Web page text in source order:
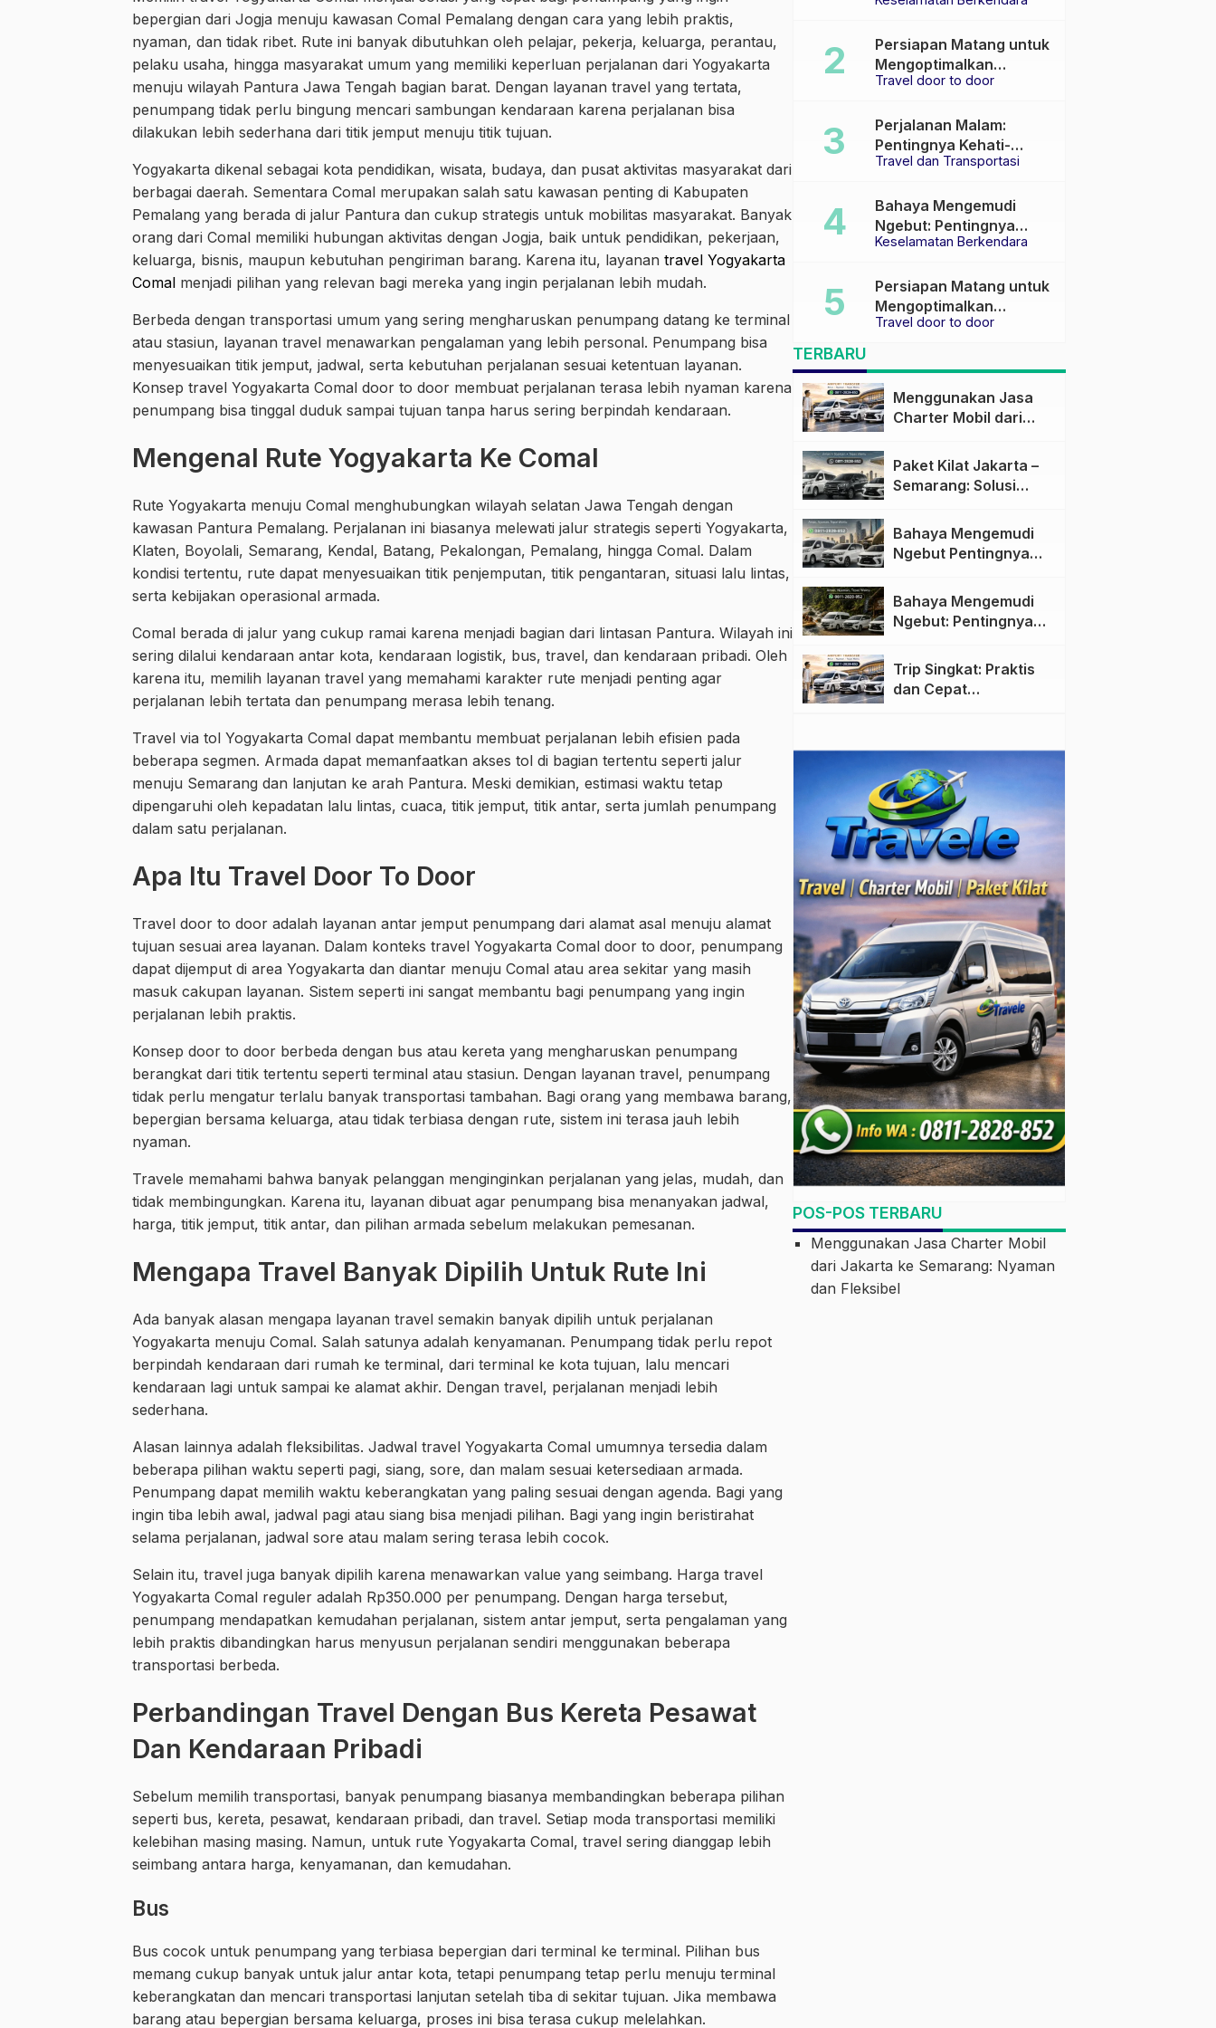
bepergian dari Jogja menuju kawasan Comal Pemalang dengan cara yang lebih praktis,
nyaman, dan tidak ribet. Rute ini banyak dibutuhkan oleh pelajar, pekerja, keluarga, perantau,
pelaku usaha, hingga masyarakat umum yang memiliki keperluan perjalanan dari Yogyakarta
menuju wilayah Pantura Jawa Tengah bagian barat. Dengan layanan travel yang tertata,
penumpang tidak perlu bingung mencari sambungan kendaraan karena perjalanan bisa
dilakukan lebih sederhana dari titik jemput menuju titik tujuan.
Yogyakarta dikenal sebagai kota pendidikan, wisata, budaya, dan pusat aktivitas masyarakat dari
berbagai daerah. Sementara Comal merupakan salah satu kawasan penting di Kabupaten
Pemalang yang berada di jalur Pantura dan cukup strategis untuk mobilitas masyarakat. Banyak
orang dari Comal memiliki hubungan aktivitas dengan Jogja, baik untuk pendidikan, pekerjaan,
keluarga, bisnis, maupun kebutuhan pengiriman barang. Karena itu, layanan travel Yogyakarta
Comal menjadi pilihan yang relevan bagi mereka yang ingin perjalanan lebih mudah.
Berbeda dengan transportasi umum yang sering mengharuskan penumpang datang ke terminal
atau stasiun, layanan travel menawarkan pengalaman yang lebih personal. Penumpang bisa
menyesuaikan titik jemput, jadwal, serta kebutuhan perjalanan sesuai ketentuan layanan.
Konsep travel Yogyakarta Comal door to door membuat perjalanan terasa lebih nyaman karena
penumpang bisa tinggal duduk sampai tujuan tanpa harus sering berpindah kendaraan.
Mengenal Rute Yogyakarta Ke Comal
Rute Yogyakarta menuju Comal menghubungkan wilayah selatan Jawa Tengah dengan
kawasan Pantura Pemalang. Perjalanan ini biasanya melewati jalur strategis seperti Yogyakarta,
Klaten, Boyolali, Semarang, Kendal, Batang, Pekalongan, Pemalang, hingga Comal. Dalam
kondisi tertentu, rute dapat menyesuaikan titik penjemputan, titik pengantaran, situasi lalu lintas,
serta kebijakan operasional armada.
Comal berada di jalur yang cukup ramai karena menjadi bagian dari lintasan Pantura. Wilayah ini
sering dilalui kendaraan antar kota, kendaraan logistik, bus, travel, dan kendaraan pribadi. Oleh
karena itu, memilih layanan travel yang memahami karakter rute menjadi penting agar
perjalanan lebih tertata dan penumpang merasa lebih tenang.
Travel via tol Yogyakarta Comal dapat membantu membuat perjalanan lebih efisien pada
beberapa segmen. Armada dapat memanfaatkan akses tol di bagian tertentu seperti jalur
menuju Semarang dan lanjutan ke arah Pantura. Meski demikian, estimasi waktu tetap
dipengaruhi oleh kepadatan lalu lintas, cuaca, titik jemput, titik antar, serta jumlah penumpang
dalam satu perjalanan.
Apa Itu Travel Door To Door
Travel door to door adalah layanan antar jemput penumpang dari alamat asal menuju alamat
tujuan sesuai area layanan. Dalam konteks travel Yogyakarta Comal door to door, penumpang
dapat dijemput di area Yogyakarta dan diantar menuju Comal atau area sekitar yang masih
masuk cakupan layanan. Sistem seperti ini sangat membantu bagi penumpang yang ingin
perjalanan lebih praktis.
Konsep door to door berbeda dengan bus atau kereta yang mengharuskan penumpang
berangkat dari titik tertentu seperti terminal atau stasiun. Dengan layanan travel, penumpang
tidak perlu mengatur terlalu banyak transportasi tambahan. Bagi orang yang membawa barang,
bepergian bersama keluarga, atau tidak terbiasa dengan rute, sistem ini terasa jauh lebih
nyaman.
Travele memahami bahwa banyak pelanggan menginginkan perjalanan yang jelas, mudah, dan
tidak membingungkan. Karena itu, layanan dibuat agar penumpang bisa menanyakan jadwal,
harga, titik jemput, titik antar, dan pilihan armada sebelum melakukan pemesanan.
Mengapa Travel Banyak Dipilih Untuk Rute Ini
Ada banyak alasan mengapa layanan travel semakin banyak dipilih untuk perjalanan
Yogyakarta menuju Comal. Salah satunya adalah kenyamanan. Penumpang tidak perlu repot
berpindah kendaraan dari rumah ke terminal, dari terminal ke kota tujuan, lalu mencari
kendaraan lagi untuk sampai ke alamat akhir. Dengan travel, perjalanan menjadi lebih
sederhana.
Alasan lainnya adalah fleksibilitas. Jadwal travel Yogyakarta Comal umumnya tersedia dalam
beberapa pilihan waktu seperti pagi, siang, sore, dan malam sesuai ketersediaan armada.
Penumpang dapat memilih waktu keberangkatan yang paling sesuai dengan agenda. Bagi yang
ingin tiba lebih awal, jadwal pagi atau siang bisa menjadi pilihan. Bagi yang ingin beristirahat
selama perjalanan, jadwal sore atau malam sering terasa lebih cocok.
Selain itu, travel juga banyak dipilih karena menawarkan value yang seimbang. Harga travel
Yogyakarta Comal reguler adalah Rp350.000 per penumpang. Dengan harga tersebut,
penumpang mendapatkan kemudahan perjalanan, sistem antar jemput, serta pengalaman yang
lebih praktis dibandingkan harus menyusun perjalanan sendiri menggunakan beberapa
transportasi berbeda.
Perbandingan Travel Dengan Bus Kereta Pesawat
Dan Kendaraan Pribadi
Sebelum memilih transportasi, banyak penumpang biasanya membandingkan beberapa pilihan
seperti bus, kereta, pesawat, kendaraan pribadi, dan travel. Setiap moda transportasi memiliki
kelebihan masing masing. Namun, untuk rute Yogyakarta Comal, travel sering dianggap lebih
seimbang antara harga, kenyamanan, dan kemudahan.
Bus
Bus cocok untuk penumpang yang terbiasa bepergian dari terminal ke terminal. Pilihan bus
memang cukup banyak untuk jalur antar kota, tetapi penumpang tetap perlu menuju terminal
keberangkatan dan mencari transportasi lanjutan setelah tiba di sekitar tujuan. Jika membawa
barang atau bepergian bersama keluarga, proses ini bisa terasa cukup melelahkan.
Travel door to door
Persiapan Matang untuk
Mengoptimalkan
Pengalaman Travel
Travel dan Transportasi
Perjalanan Malam:
Pentingnya Kehati-
hatian dan Pemilihan
Keselamatan Berkendara
Bahaya Mengemudi
Ngebut: Pentingnya
Keselamatan di Jalan
Travel door to door
Persiapan Matang untuk
Mengoptimalkan
Pengalaman Travel
TERBARU
Menggunakan Jasa
Charter Mobil dari
Nyaman dan Fleksibel
Paket Kilat Jakarta –
Semarang: Solusi
Efisien
Bahaya Mengemudi
Ngebut Pentingnya
raya
Bahaya Mengemudi
Ngebut: Pentingnya
Trip Singkat: Praktis
dan Cepat
POS-POS TERBARU
Menggunakan Jasa Charter Mobil
dari Jakarta ke Semarang: Nyaman
dan Fleksibel